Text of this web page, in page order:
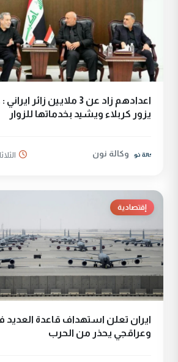
اعدادهم زاد عن 3 ملايين
يزور كربلاء ويشيد بخدماتها للزوار
وكالة نون الثلاثاء 04
إقتصادية
ايران تعلن استهداف قاعدة العديد
وعراقجي يحذر من الحرب